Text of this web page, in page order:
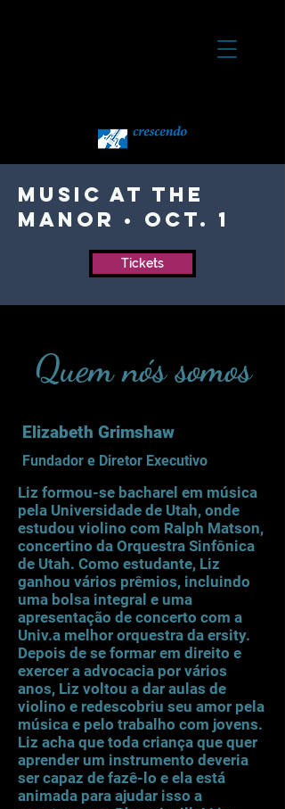
Music at the
Manor • Oct. 1
Tickets
Quem nós somos
Elizabeth Grimshaw
Fundador e Diretor Executivo
Liz formou-se bacharel em música
pela Universidade de Utah, onde
estudou violino com Ralph Matson,
concertino da Orquestra Sinfônica
de Utah. Como estudante, Liz
ganhou vários prêmios, incluindo
uma bolsa integral e uma
apresentação de concerto com a
Univ.a melhor orquestra da ersity.
Depois de se formar em direito e
exercer a advocacia por vários
anos, Liz voltou a dar aulas de
violino e redescobriu seu amor pela
música e pelo trabalho com jovens.
Liz acha que toda criança que quer
aprender um instrumento deveria
ser capaz de fazê-lo e ela está
animada para ajudar isso a